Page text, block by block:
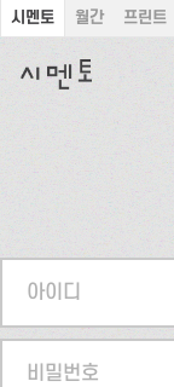
시멘토 월간 프린트
아이디
비밀번호